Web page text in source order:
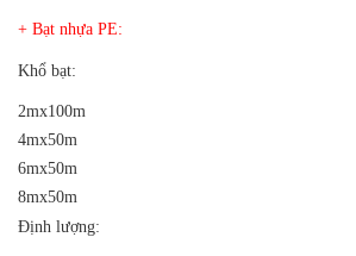
+ Bạt nhựa PE:
Khổ bạt:
2mx100m
4mx50m
6mx50m
8mx50m
Định lượng: